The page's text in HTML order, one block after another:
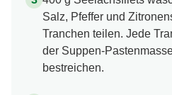
Salz, Pfeffer und
Tranchen teilen. Jede
der Suppen-
bestreichen.